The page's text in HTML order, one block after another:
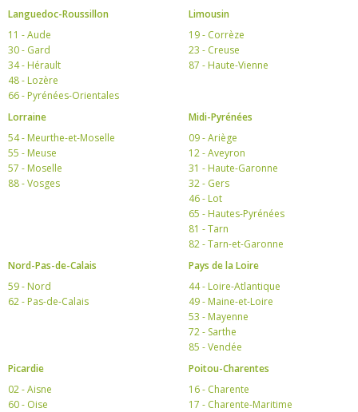
Languedoc-Roussillon
11 - Aude
30 - Gard
34 - Hérault
48 - Lozère
66 - Pyrénées-Orientales
Limousin
19 - Corrèze
23 - Creuse
87 - Haute-Vienne
Lorraine
54 - Meurthe-et-Moselle
55 - Meuse
57 - Moselle
88 - Vosges
Midi-Pyrénées
09 - Ariège
12 - Aveyron
31 - Haute-Garonne
32 - Gers
46 - Lot
65 - Hautes-Pyrénées
81 - Tarn
82 - Tarn-et-Garonne
Nord-Pas-de-Calais
59 - Nord
62 - Pas-de-Calais
Pays de la Loire
44 - Loire-Atlantique
49 - Maine-et-Loire
53 - Mayenne
72 - Sarthe
85 - Vendée
Picardie
02 - Aisne
60 - Oise
Poitou-Charentes
16 - Charente
17 - Charente-Maritime